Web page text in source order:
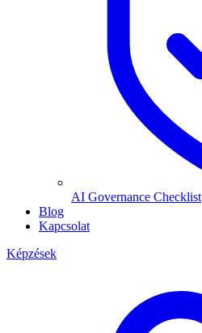
AI Governance Checklist
Blog
Kapcsolat
Képzések